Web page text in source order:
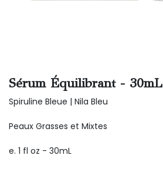
Sérum Équilibrant - 30mL
Spiruline Bleue | Nila Bleu
Peaux Grasses et Mixtes
e. 1 fl oz - 30mL